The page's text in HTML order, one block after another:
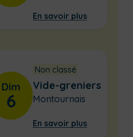
En savoir plus
Dim
6
Non classé
Vide-greniers
Montournais
En savoir plus